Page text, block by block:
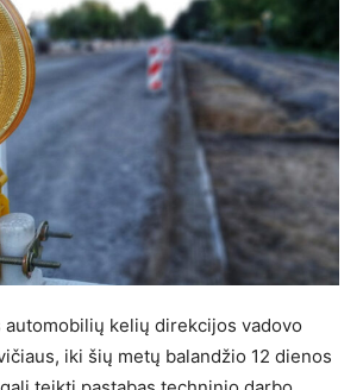
automobilių kelių direkcijos vadovo
iki šių metų balandžio 12 dienos